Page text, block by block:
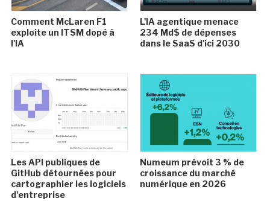
Comment McLaren F1
exploite un ITSM dopé à
l'IA
L'IA agentique menace
234 Md$ de dépenses
dans le SaaS d'ici 2030
Les API publiques de
GitHub détournées pour
cartographier les logiciels
d'entreprise
Numeum prévoit 3 % de
croissance du marché
numérique en 2026